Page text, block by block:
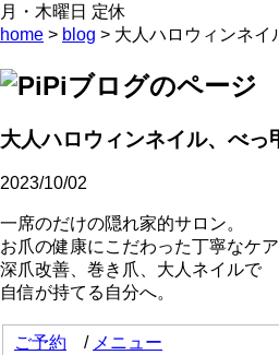
月・木曜日 定休
home > blog > 大人ハロウィンネ
大人ハロウィンネイル、べ
2023/10/02
一席のだけの隠れ家的サロン。
お爪の健康にこだわった丁寧なケ
深爪改善、巻き爪、大人ネイルで
自信が持てる自分へ。
ご予約 / メニュー